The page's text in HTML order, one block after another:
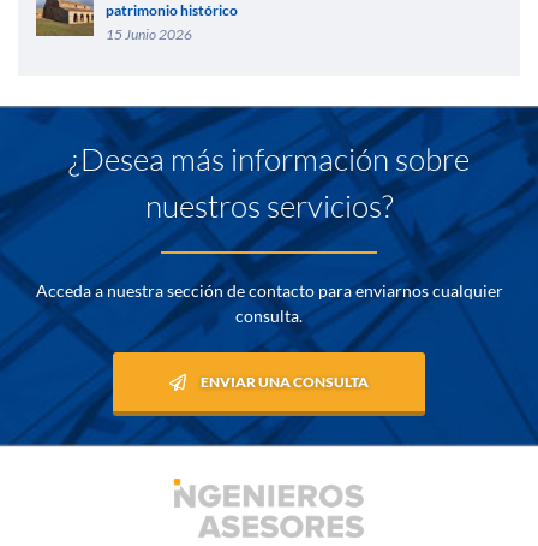
patrimonio histórico
15 Junio 2026
¿Desea más información sobre
nuestros servicios?
Acceda a nuestra sección de contacto para enviarnos cualquier
consulta.
ENVIAR UNA CONSULTA